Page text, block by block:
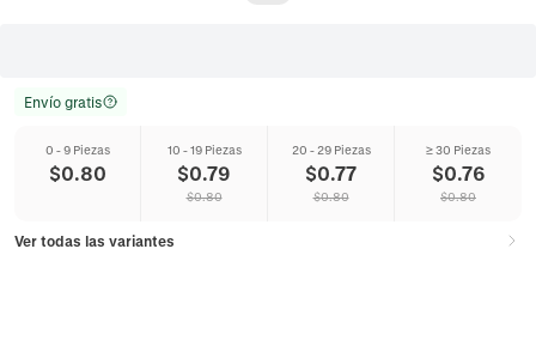
Envío gratis
0 - 9 Piezas
$0.80
10 - 19 Piezas
$0.79
$0.80
20 - 29 Piezas
$0.77
$0.80
≥ 30 Piezas
$0.76
$0.80
Ver todas las variantes